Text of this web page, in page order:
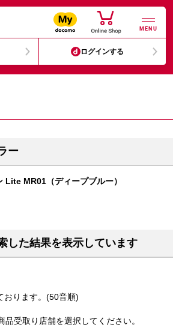
MENU
ログインする
ー
Lite MR01（ディープブルー）
した結果を表示しています
おります。(50音順)
受取り店舗を選択してください。